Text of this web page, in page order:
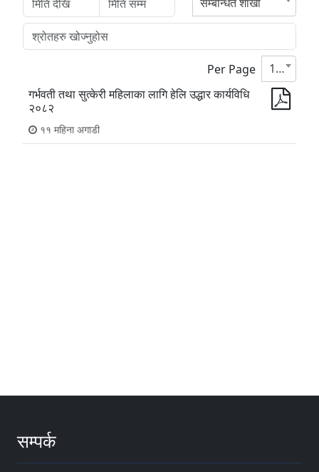
Per Page
10
गर्भवती तथा सुत्केरी महिलाका लागि हेलि उद्धार कार्यविधि
२०८२
११ महिना अगाडी
सम्पर्क